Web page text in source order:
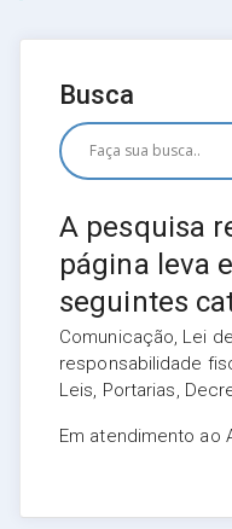
Busca
A pesquisa
página leva
seguintes
Comunicação, Lei
responsabilidade
Leis, Portarias,
Em atendimento ao